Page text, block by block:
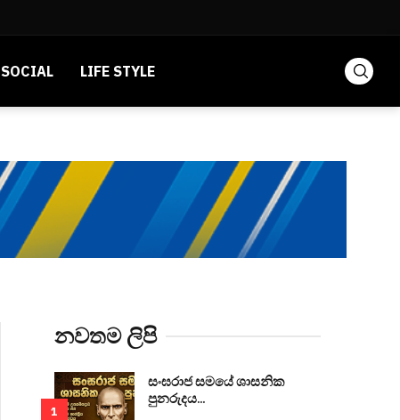
SOCIAL LIFE STYLE
නවතම ලිපි
1
සංඝරාජ සමයේ ශාසනික
පුනරුදය...